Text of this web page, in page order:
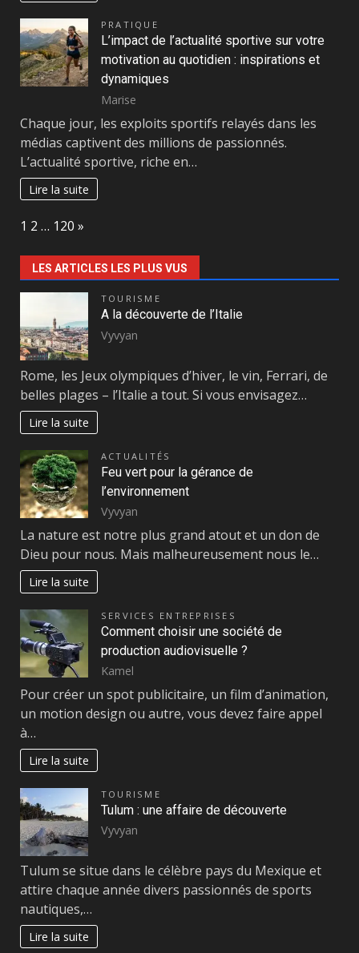
PRATIQUE
L’impact de l’actualité sportive sur votre
motivation au quotidien : inspirations et
dynamiques
Marise
Chaque jour, les exploits sportifs relayés dans les
médias captivent des millions de passionnés.
L’actualité sportive, riche en…
Lire la suite
Page:
1 2 … 120 Next
»
LES ARTICLES LES PLUS VUS
TOURISME
A la découverte de l’Italie
Vyvyan
Rome, les Jeux olympiques d’hiver, le vin, Ferrari, de
belles plages – l’Italie a tout. Si vous envisagez…
Lire la suite
ACTUALITÉS
Feu vert pour la gérance de
l’environnement
Vyvyan
La nature est notre plus grand atout et un don de
Dieu pour nous. Mais malheureusement nous le…
Lire la suite
SERVICES ENTREPRISES
Comment choisir une société de
production audiovisuelle ?
Kamel
Pour créer un spot publicitaire, un film d’animation,
un motion design ou autre, vous devez faire appel
à…
Lire la suite
TOURISME
Tulum : une affaire de découverte
Vyvyan
Tulum se situe dans le célèbre pays du Mexique et
attire chaque année divers passionnés de sports
nautiques,…
Lire la suite